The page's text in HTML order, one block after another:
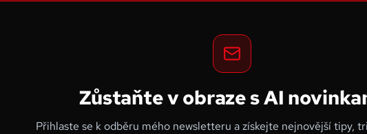
Zůstaňte v obraze s AI
Přihlaste se k odběru mého newsletteru a získejte nejnovější tipy,